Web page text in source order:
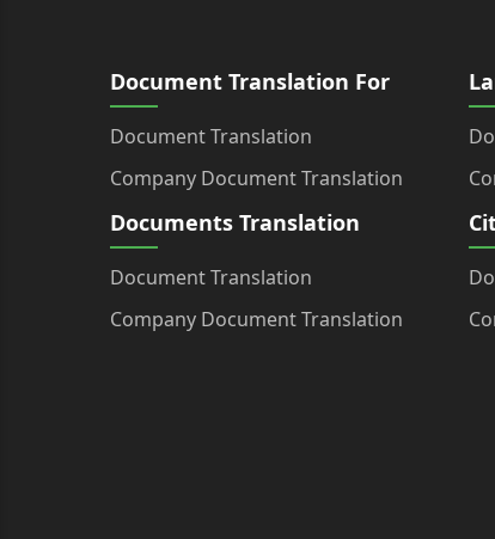
Document Translation For
Document Translation
Company Document Translation
Documents Translation
Document Translation
Company Document Translation